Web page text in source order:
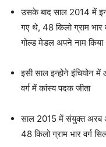
उसके बाद साल 2014 में
गए थे, 48 किलो ग्राम भार
गोल्ड मेडल अपने नाम
इसी साल इन्होने इंचियोन
वर्ग में कांस्य पदक जीता
साल 2015 में संयुक्त अरब
48 किलो ग्राम भार वर्ग